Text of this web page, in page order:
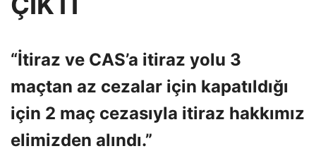
“İtiraz ve CAS’a itiraz yolu 3
maçtan az cezalar için kapatıldığı
için 2 maç cezasıyla itiraz hakkımız
elimizden alındı.”